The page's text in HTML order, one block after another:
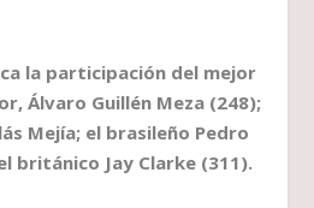
la participación del mejor
Álvaro Guillén Meza (248);
Mejía; el brasileño Pedro
británico Jay Clarke (311).